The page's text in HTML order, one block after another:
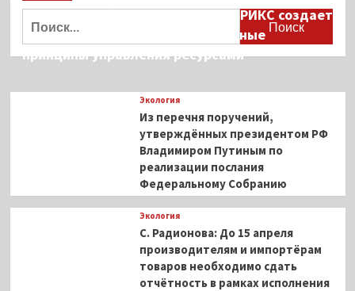
элементами,
Дмитрий Кобылкин: площадка БРИКС создает
возможность сформировать единые
принципы управления ресурсами
Экология
Из перечня поручений,
утверждённых президентом РФ
Владимиром Путиным по
реализации послания
Федеральному Собранию
Экология
С. Радионова: До 15 апреля
производителям и импортёрам
товаров необходимо сдать
отчётность в рамках исполнения